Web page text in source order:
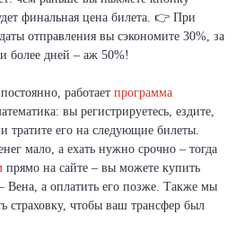
финальная цена билета. 👉 При
отправления вы сэкономите 30%, за
более дней – аж 50%!
работает программа
вы регистрируетесь, ездите,
тратите его на следующие билеты.
мало, а ехать нужно срочно – тогда
прямо на сайте – вы можете купить
Вена, а оплатить его позже. Также мы
страховку, чтобы ваш трансфер был